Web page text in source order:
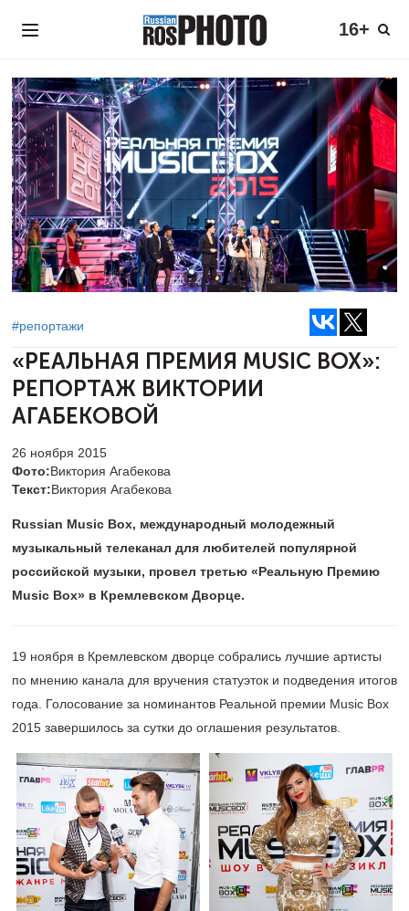
16+
#репортажи
«РЕАЛЬНАЯ ПРЕМИЯ MUSIC BOX»:
РЕПОРТАЖ ВИКТОРИИ
АГАБЕКОВОЙ
26 ноября 2015
Фото:Виктория Агабекова
Текст:Виктория Агабекова
Russian Music Box, международный молодежный
музыкальный телеканал для любителей популярной
российской музыки, провел третью «Реальную Премию
Music Box» в Кремлевском Дворце.​
19 ноября в Кремлевском дворце собрались лучшие артисты
по мнению канала для вручения статуэток и подведения итогов
года. Голосование за номинантов Реальной премии Music Box
2015 завершилось за сутки до оглашения результатов.